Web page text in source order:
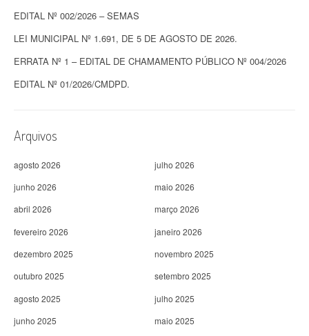
EDITAL Nº 002/2026 – SEMAS
LEI MUNICIPAL Nº 1.691, DE 5 DE AGOSTO DE 2026.
ERRATA Nº 1 – EDITAL DE CHAMAMENTO PÚBLICO Nº 004/2026
EDITAL Nº 01/2026/CMDPD.
Arquivos
agosto 2026
julho 2026
junho 2026
maio 2026
abril 2026
março 2026
fevereiro 2026
janeiro 2026
dezembro 2025
novembro 2025
outubro 2025
setembro 2025
agosto 2025
julho 2025
junho 2025
maio 2025